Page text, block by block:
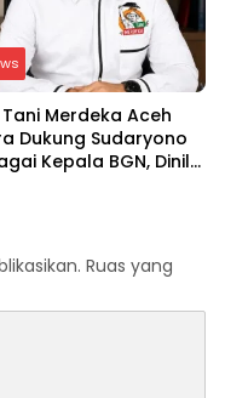
Tani Merdeka Aceh
Dukung Sudaryono
Kepala BGN, Dinilai
Ruas yang